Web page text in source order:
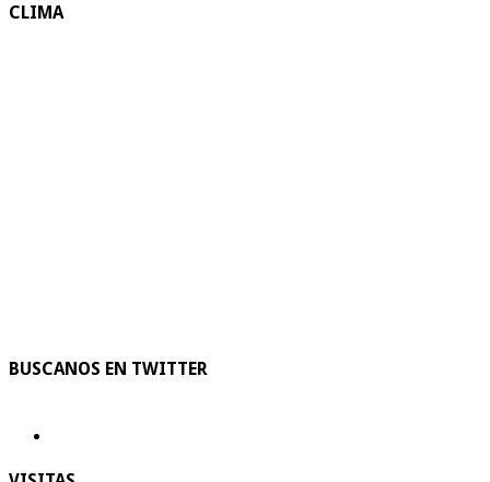
CLIMA
BUSCANOS EN TWITTER